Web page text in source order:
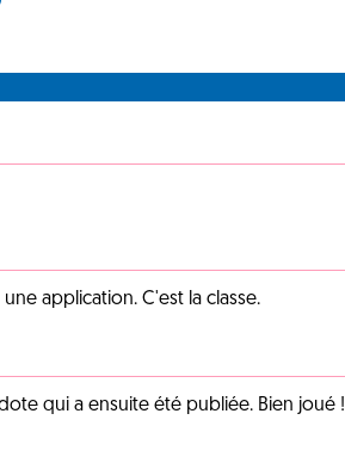
application. C'est la classe.
qui a ensuite été publiée. Bien joué !